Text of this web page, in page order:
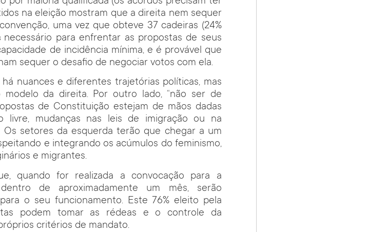
na eleição mostram que a direita nem sequer
uma vez que obteve 37 cadeiras (24%
para enfrentar as propostas de seus
de incidência mínima, e é provável que
sequer o desafio de negociar votos com ela.
nuances e diferentes trajetórias políticas, mas
da direita. Por outro lado, “não ser de
de Constituição estejam de mãos dadas
livre, mudanças nas leis de imigração ou na
Os setores da esquerda terão que chegar a um
e integrando os acúmulos do feminismo,
e migrantes.
quando for realizada a convocação para a
de aproximadamente um mês, serão
o seu funcionamento. Este 76% eleito pela
podem tomar as rédeas e o controle da
critérios de mandato.